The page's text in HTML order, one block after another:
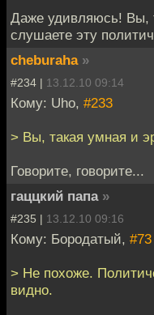
Даже удивляюсь! Вы,
слушаете эту
cheburaha »
#234 | 13.12.10 09:14
Кому: Uho, #233
> Вы, такая умная и
Говорите, говорите...
гаццкий папа »
#235 | 13.12.10 09:16
Кому: Бородатый, #73
> Не похоже.
видно.